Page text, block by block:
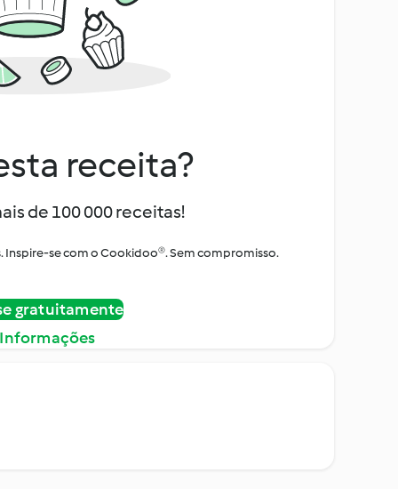
receita?
de 100 000 receitas!
Inspire-se com o Cookidoo®. Sem compromisso.
gratuitamente